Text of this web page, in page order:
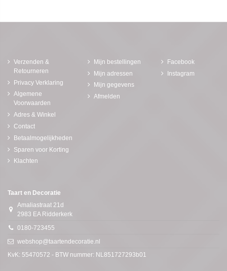
Verzenden &
Retourneren
Privacy Verklaring
Algemene
Voorwaarden
Adres & Winkel
Contact
Betaalmogelijkheden
Sparen voor Korting
Klachten
Mijn bestellingen
Mijn adressen
Mijn gegevens
Afmelden
Facebook
Instagram
Taart en Decoratie
Amaliastraat 21d
2983 EA Ridderkerk
0180-723455
webshop@taartendecoratie.nl
KvK: 55470572 - BTW nummer: NL851727293b01